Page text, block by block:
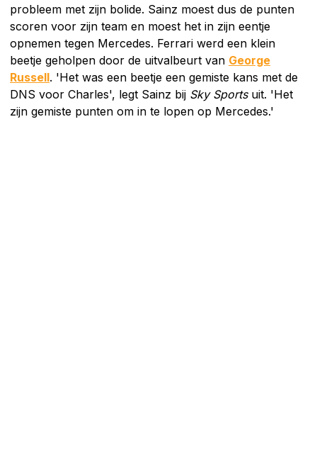
probleem met zijn bolide. Sainz moest dus de punten
scoren voor zijn team en moest het in zijn eentje
opnemen tegen Mercedes. Ferrari werd een klein
beetje geholpen door de uitvalbeurt van George
Russell. 'Het was een beetje een gemiste kans met de
DNS voor Charles', legt Sainz bij Sky Sportsuit. 'Het
zijn gemiste punten om in te lopen op Mercedes.'